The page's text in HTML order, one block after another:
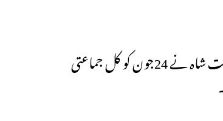
منی پور تشدد۔امیت شاہ نے 24جون کو کل جماعتی